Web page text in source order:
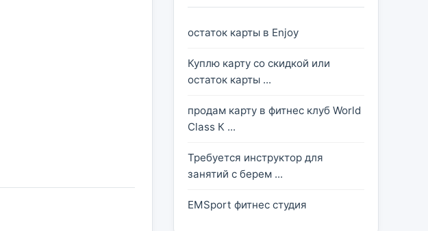
остаток карты в Enjoy
Куплю карту со скидкой или
остаток карты ...
продам карту в фитнес клуб World
Class К ...
Требуется инструктор для
занятий с берем ...
EMSport фитнес студия